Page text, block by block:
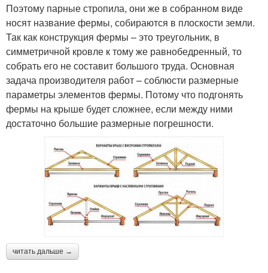
Поэтому парные стропила, они же в собранном виде
носят название фермы, собираются в плоскости земли.
Так как конструкция фермы – это треугольник, в
симметричной кровле к тому же равнобедренный, то
собрать его не составит большого труда. Основная
задача производителя работ – соблюсти размерные
параметры элементов фермы. Потому что подгонять
фермы на крыше будет сложнее, если между ними
достаточно большие размерные погрешности.
читать дальше →